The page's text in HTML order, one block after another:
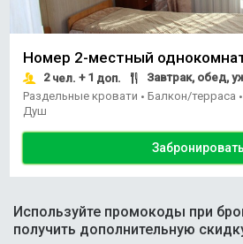
Номер 2-местный
2чел. + 1 доп.
Завтрак, обед,
Раздельные кровати • Балкон/терраса •
Душ
Забронировать
Используйте промокоды при
получить дополнительную